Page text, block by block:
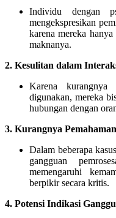
Individu dengan
mengekspresikan
karena mereka
maknanya.
2. Kesulitan dalam
Karena kurangnya
digunakan, mereka
hubungan dengan
3. Kurangnya
Dalam beberapa
gangguan
memengaruhi
berpikir secara kritis.
4. Potensi Indikasi